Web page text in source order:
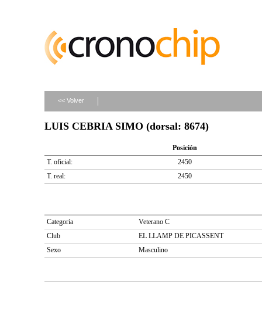
<< Volver
LUIS CEBRIA SIMO (dorsal: 8674)
Posición
T. oficial:
2450
T. real:
2450
Categoría
Veterano C
Club
EL LLAMP DE PICASSENT
Sexo
Masculino